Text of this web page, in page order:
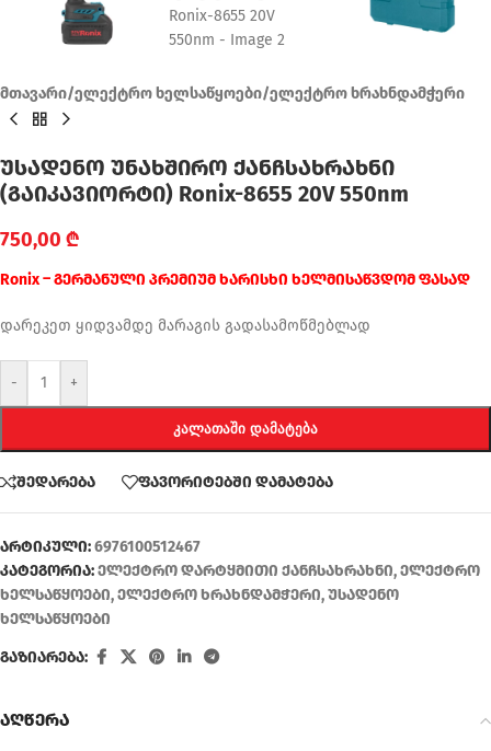
მთავარი/ელექტრო ხელსაწყოები/ელექტრო ხრახნდამჭერი
უსადენო უნახშირო ქანჩსახრახნი
(გაიკავიორტი) Ronix-8655 20V 550nm
750,00 ₾
Ronix – გერმანული პრემიუმ ხარისხი ხელმისაწვდომ ფასად
დარეკეთ ყიდვამდე მარაგის გადასამოწმებლად
- +
ᲙᲐᲚᲐᲗᲐᲨᲘ ᲓᲐᲛᲐᲢᲔᲑᲐ
შედარება ფავორიტებში დამატება
არტიკული:6976100512467
კატეგორია:ელექტრო დარტყმითი ქანჩსახრახნი,ელექტრო
ხელსაწყოები,ელექტრო ხრახნდამჭერი,უსადენო
ხელსაწყოები
გაზიარება:
აღწერა